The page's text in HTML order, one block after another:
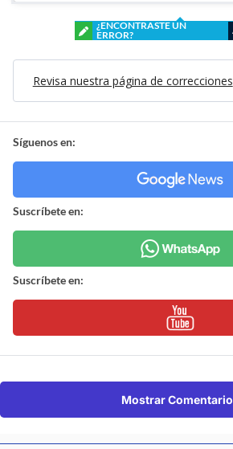
¿ENCONTRASTE UN
ERROR?
Revisa nuestra página de correcciones
Síguenos en:
Suscríbete en:
Suscríbete en:
Mostrar